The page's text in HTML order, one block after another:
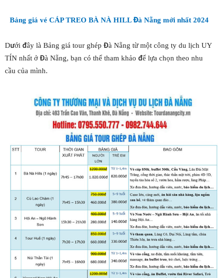
Bảng giá vé CÁP TREO BÀ NÀ HILL Đà Nẵng mới nhất 2024
Dưới đây là Bảng giá tour ghép Đà Nẵng từ một công ty du lịch UY
TÍN nhất ở Đà Nẵng, bạn có thể tham khảo để lựa chọn theo nhu
cầu của mình.